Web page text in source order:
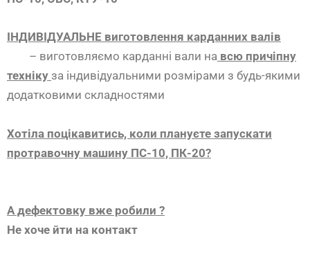
ІНДИВІДУАЛЬНЕ виготовлення карданних валів
– виготовляємо карданні вали на всю причіпну
техніку за індивідуальними розмірами з будь-якими
додатковими складностями
Хотіла поцікавитись, коли плануєте запускати
протравочну машину ПС-10, ПК-20?
А дефектовку вже робили ?
Не хоче йти на контакт